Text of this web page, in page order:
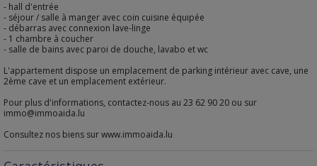
- hall d'entrée
- séjour / salle à manger avec coin cuisine équipée
- débarras avec connexion lave-linge
- 1 chambre à coucher
- salle de bains avec paroi de douche, lavabo et wc
L'appartement dispose un emplacement de parking intérieur avec cave, une
2ème cave et un emplacement extérieur.
Pour plus d'informations, contactez-nous au 23 62 90 20 ou sur
immo@immoaida.lu
Consultez nos biens sur www.immoaida.lu